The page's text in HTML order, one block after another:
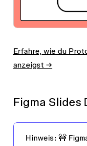
Erfahre, wie du
anzeigst →
Figma Slides
Hinweis: 🚧